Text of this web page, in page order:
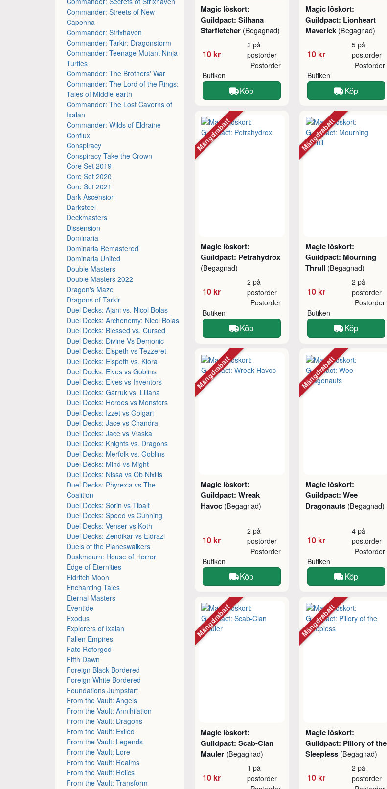
Commander: Streets of New
Capenna
Commander: Strixhaven
Commander: Tarkir: Dragonstorm
Commander: Teenage Mutant Ninja
Turtles
Commander: The Brothers' War
Commander: The Lord of the Rings:
Tales of Middle-earth
Commander: The Lost Caverns of
Ixalan
Commander: Wilds of Eldraine
Conflux
Conspiracy
Conspiracy Take the Crown
Core Set 2019
Core Set 2020
Core Set 2021
Dark Ascension
Darksteel
Deckmasters
Dissension
Dominaria
Dominaria Remastered
Dominaria United
Double Masters
Double Masters 2022
Dragon's Maze
Dragons of Tarkir
Duel Decks: Ajani vs. Nicol Bolas
Duel Decks: Archenemy: Nicol Bolas
Duel Decks: Blessed vs. Cursed
Duel Decks: Divine Vs Demonic
Duel Decks: Elspeth vs Tezzeret
Duel Decks: Elspeth vs. Kiora
Duel Decks: Elves vs Goblins
Duel Decks: Elves vs Inventors
Duel Decks: Garruk vs. Liliana
Duel Decks: Heroes vs Monsters
Duel Decks: Izzet vs Golgari
Duel Decks: Jace vs Chandra
Duel Decks: Jace vs Vraska
Duel Decks: Knights vs. Dragons
Duel Decks: Merfolk vs. Goblins
Duel Decks: Mind vs Might
Duel Decks: Nissa vs Ob Nixilis
Duel Decks: Phyrexia vs The
Coalition
Duel Decks: Sorin vs Tibalt
Duel Decks: Speed vs Cunning
Duel Decks: Venser vs Koth
Duel Decks: Zendikar vs Eldrazi
Duels of the Planeswalkers
Duskmourn: House of Horror
Edge of Eternities
Eldritch Moon
Enchanting Tales
Eternal Masters
Eventide
Exodus
Explorers of Ixalan
Fallen Empires
Fate Reforged
Fifth Dawn
Foreign Black Bordered
Foreign White Bordered
Foundations Jumpstart
From the Vault: Angels
From the Vault: Annihilation
From the Vault: Dragons
From the Vault: Exiled
From the Vault: Legends
From the Vault: Lore
From the Vault: Realms
From the Vault: Relics
From the Vault: Transform
Magic löskort:
Guildpact: Silhana
Starfletcher (Begagnad)
10 kr
3 på
postorder
Butiken
Postorder
Köp
Magic löskort:
Guildpact: Lionheart
Maverick (Begagnad)
10 kr
5 på
postorder
Butiken
Postorder
Köp
Magic löskort:
Guildpact: Petrahydrox
(Begagnad)
10 kr
2 på
postorder
Butiken
Postorder
Köp
Mängdrabatt
Magic löskort:
Guildpact: Mourning
Thrull (Begagnad)
10 kr
2 på
postorder
Butiken
Postorder
Köp
Mängdrabatt
Magic löskort:
Guildpact: Wreak
Havoc (Begagnad)
10 kr
2 på
postorder
Butiken
Postorder
Köp
Mängdrabatt
Magic löskort:
Guildpact: Wee
Dragonauts (Begagnad)
10 kr
4 på
postorder
Butiken
Postorder
Köp
Mängdrabatt
Magic löskort:
Guildpact: Scab-Clan
Mauler (Begagnad)
10 kr
1 på
postorder
Mängdrabatt
Magic löskort:
Guildpact: Pillory of the
Sleepless (Begagnad)
10 kr
2 på
postorder
Mängdrabatt